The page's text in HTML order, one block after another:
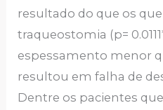
resultado do que os
traqueostomia (p=
espessamento menor
resultou em falha de
Dentre os pacientes